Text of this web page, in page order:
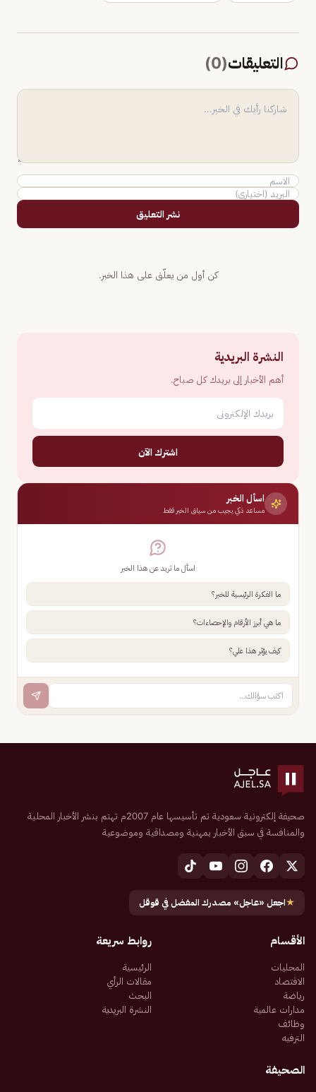
التعليقات(
0
)
نشر التعليق
كن أول من يعلّق على هذا الخبر.
النشرة البريدية
أهم الأخبار إلى بريدك كل صباح.
اشترك الآن
اسأل الخبر
مساعد ذكي يجيب من سياق الخبر فقط
اسأل ما تريد عن هذا الخبر
ما الفكرة الرئيسية للخبر؟
ما هي أبرز الأرقام والإحصاءات؟
كيف يؤثر هذا علي؟
صحيفة إلكترونية سعودية تم تأسيسها عام 2007م تهتم بنشر الأخبار المحلية
والمنافسة في سبق الأخبار بمهنية ومصداقية وموضوعية
★اجعل «عاجل» مصدرك المفضل في قوقل
الأقسام
المحليات
الاقتصاد
رياضة
مدارات عالمية
وظائف
الترفيه
روابط سريعة
الرئيسية
مقالات الرأي
البحث
النشرة البريدية
الصحيفة